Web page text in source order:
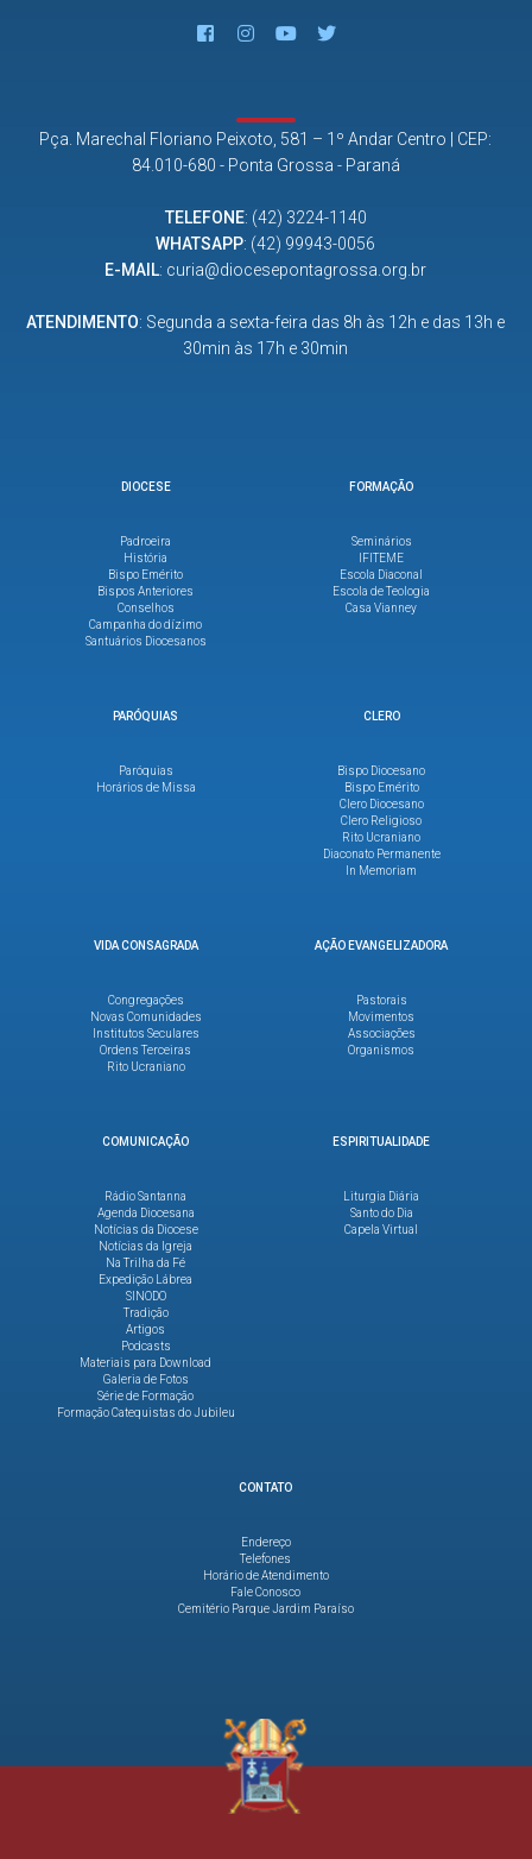
Pça. Marechal Floriano Peixoto, 581 – 1º Andar Centro | CEP:
84.010-680 - Ponta Grossa - Paraná
TELEFONE: (42) 3224-1140
WHATSAPP: (42) 99943-0056
E-MAIL: curia@diocesepontagrossa.org.br
ATENDIMENTO: Segunda a sexta-feira das 8h às 12h e das 13h e
30min às 17h e 30min
DIOCESE
Padroeira
História
Bispo Emérito
Bispos Anteriores
Conselhos
Campanha do dízimo
Santuários Diocesanos
FORMAÇÃO
Seminários
IFITEME
Escola Diaconal
Escola de Teologia
Casa Vianney
PARÓQUIAS
Paróquias
Horários de Missa
CLERO
Bispo Diocesano
Bispo Emérito
Clero Diocesano
Clero Religioso
Rito Ucraniano
Diaconato Permanente
In Memoriam
VIDA CONSAGRADA
Congregações
Novas Comunidades
Institutos Seculares
Ordens Terceiras
Rito Ucraniano
AÇÃO EVANGELIZADORA
Pastorais
Movimentos
Associações
Organismos
COMUNICAÇÃO
Rádio Santanna
Agenda Diocesana
Notícias da Diocese
Notícias da Igreja
Na Trilha da Fé
Expedição Lábrea
SINODO
Tradição
Artigos
Podcasts
Materiais para Download
Galeria de Fotos
Série de Formação
Formação Catequistas do Jubileu
ESPIRITUALIDADE
Liturgia Diária
Santo do Dia
Capela Virtual
CONTATO
Endereço
Telefones
Horário de Atendimento
Fale Conosco
Cemitério Parque Jardim Paraíso